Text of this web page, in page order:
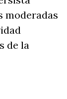
moderadas
de la